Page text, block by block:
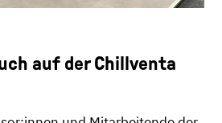
auf der Chillventa